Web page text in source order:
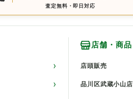
査定無料・即日対応
店舗・商品
店頭販売
品川区武蔵小山店